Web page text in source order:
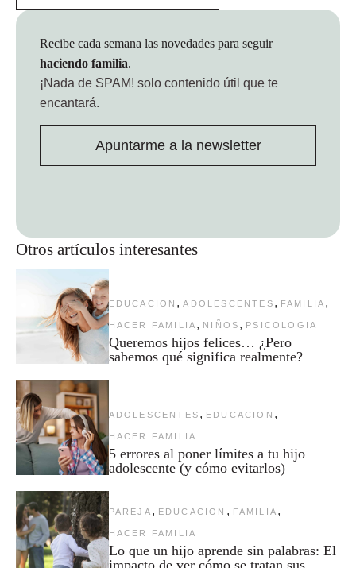
Otros artículos interesantes
EDUCACION , ADOLESCENTES , FAMILIA ,
HACER FAMILIA , NIÑOS , PSICOLOGIA
Queremos hijos felices… ¿Pero
sabemos qué significa realmente?
ADOLESCENTES , EDUCACION ,
HACER FAMILIA
5 errores al poner límites a tu hijo
adolescente (y cómo evitarlos)
PAREJA , EDUCACION , FAMILIA ,
HACER FAMILIA
Lo que un hijo aprende sin palabras: El
impacto de ver cómo se tratan sus
Recibe cada semana las novedades para seguir
haciendo familia.
¡Nada de SPAM! solo contenido útil que te
encantará.
Apuntarme a la newsletter